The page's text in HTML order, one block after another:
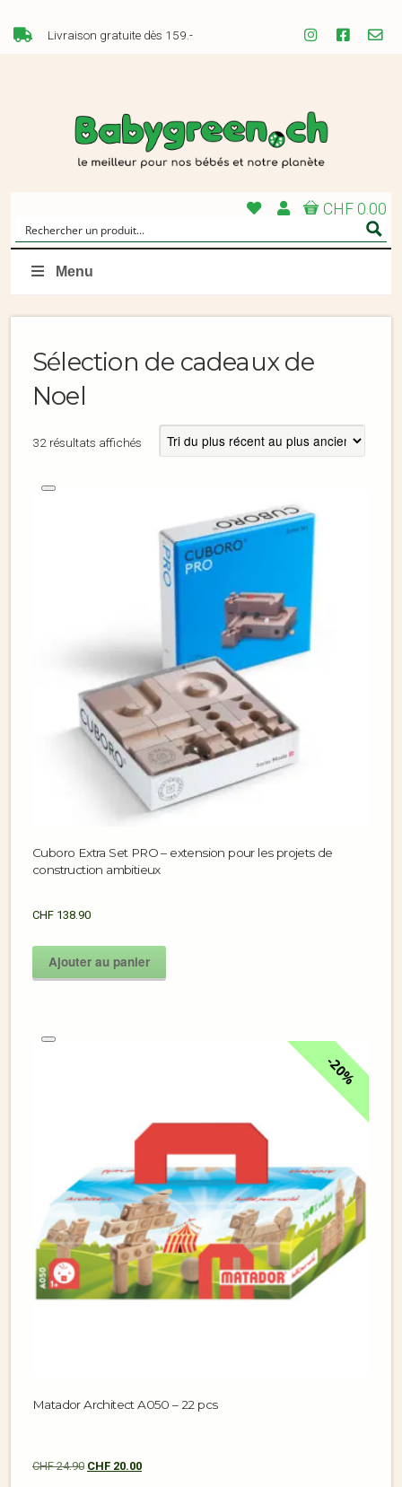
Livraison gratuite dès 159.-
CHF 0.00
Menu
Sélection de cadeaux de
Noel
32 résultats affichés
Cuboro Extra Set PRO – extension pour les projets de
construction ambitieux
CHF 138.90
Ajouter au panier
20%
Matador Architect A050 – 22 pcs
CHF24.90 CHF 20.00